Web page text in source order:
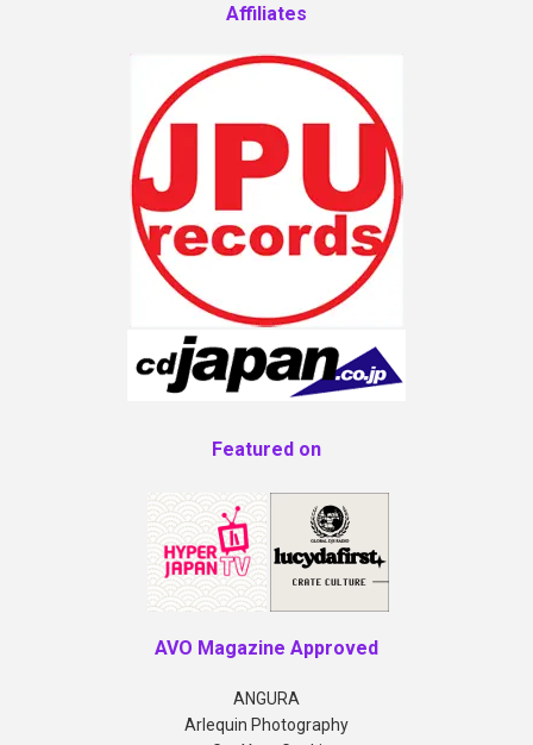
Affiliates
Featured on
AVO Magazine Approved
ANGURA
Arlequin Photography